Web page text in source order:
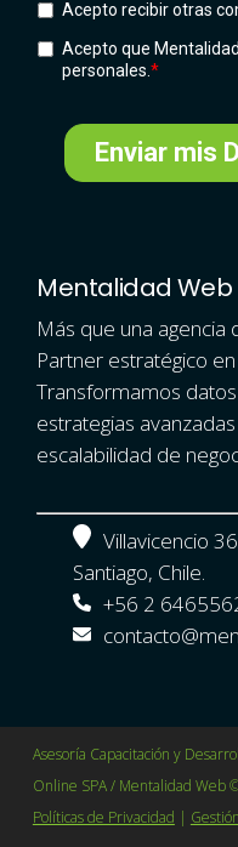
Mentalidad Web
Más que una agencia
Partner estratégico
Transformamos
estrategias
escalabilidad de
Villavicencio
Santiago, Chile.
+56 2
Asesoría Capacitación y
Online SPA / Mentalidad Web
Políticas de Privacidad |